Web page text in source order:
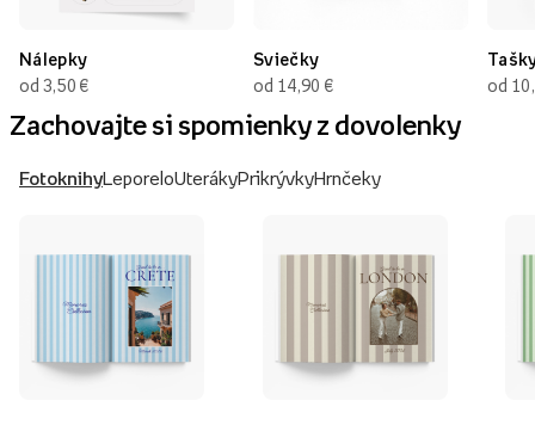
Nálepky
od 3,50 €
Sviečky
od 14,90 €
od
Zachovajte si spomienky z dovolenky
FotoknihyLeporeloUterákyPrikrývkyHrnčeky